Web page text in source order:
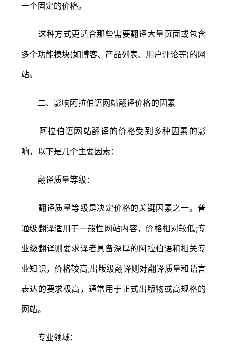
一个固定的价格。
这种方式更适合那些需要翻译大量页面或包含
多个功能模块(如博客、产品列表、用户评论等)的网
站。
二、影响阿拉伯语网站翻译价格的因素
阿拉伯语网站翻译的价格受到多种因素的影
响，以下是几个主要因素：
翻译质量等级：
翻译质量等级是决定价格的关键因素之一。普
通级翻译适用于一般性网站内容，价格相对较低;专
业级翻译则要求译者具备深厚的阿拉伯语和相关专
业知识，价格较高;出版级翻译则对翻译质量和语言
表达的要求极高，通常用于正式出版物或高规格的
网站。
专业领域：